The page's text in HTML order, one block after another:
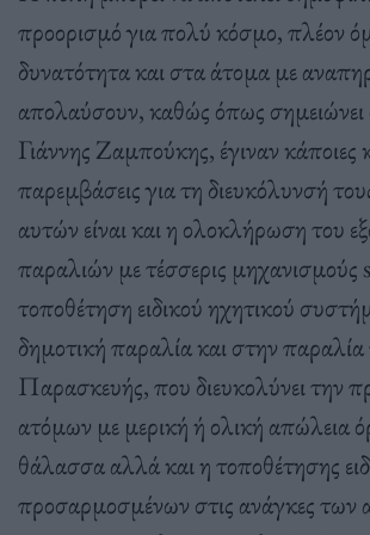
προορισμό για πολύ κόσμο, πλέον
δυνατότητα και στα άτομα με
απολαύσουν, καθώς όπως
Γιάννης Ζαμπούκης, έγιναν κάποιες
παρεμβάσεις για τη διευκόλυνσή
αυτών είναι και η ολοκλήρωση του
παραλιών με τέσσερις μηχανισμούς
τοποθέτηση ειδικού ηχητικού
δημοτική παραλία και στην
Παρασκευής, που διευκολύνει την
ατόμων με μερική ή ολική απώλεια
θάλασσα αλλά και η τοποθέτησης
προσαρμοσμένων στις ανάγκες των